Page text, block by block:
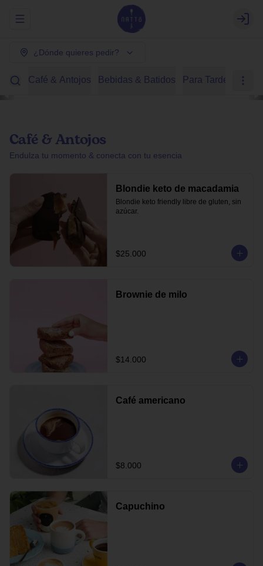
Abrir menu de navegación Login
¿Dónde quieres pedir?
Café & Antojos Bebidas & Batidos Para Tardear
Café & Antojos
Endulza tu momento & conecta con tu esencia
Blondie keto de macadamia
Blondie keto friendly libre de gluten, sin
azúcar.
$25.000
Brownie de milo
$14.000
Café americano
$8.000
Capuchino